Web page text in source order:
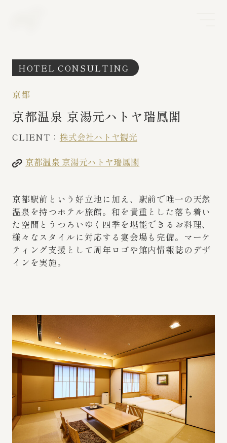
HOTEL CONSULTING
京都
京都温泉 京湯元ハトヤ瑞鳳閣
CLIENT： 株式会社ハトヤ観光
京都温泉 京湯元ハトヤ瑞鳳閣
京都駅前という好立地に加え、駅前で唯一の天然
温泉を持つホテル旅館。和を貴重とした落ち着い
た空間とうつろいゆく四季を堪能できるお料理、
様々なスタイルに対応する宴会場も完備。マーケ
ティング支援として周年ロゴや館内情報誌のデザ
インを実施。